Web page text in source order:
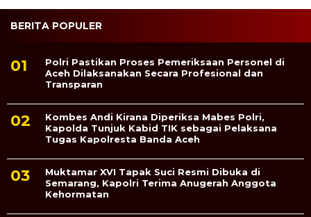
BERITA POPULER
Polri Pastikan Proses Pemeriksaan Personel di
Aceh Dilaksanakan Secara Profesional dan
Transparan
Kombes Andi Kirana Diperiksa Mabes Polri,
Kapolda Tunjuk Kabid TIK sebagai Pelaksana
Tugas Kapolresta Banda Aceh
Muktamar XVI Tapak Suci Resmi Dibuka di
Semarang, Kapolri Terima Anugerah Anggota
Kehormatan